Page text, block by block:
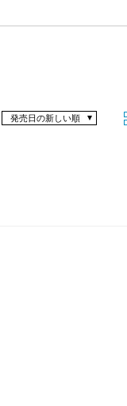
発売日の新しい順